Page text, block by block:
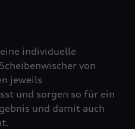
individuelle
von
jeweils
und sorgen so für ein
und damit auch